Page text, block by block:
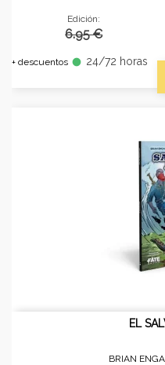
Edición:
6.95 €
+ descuentos fiber_manual_record 24/72 horas
EL
BRIAN